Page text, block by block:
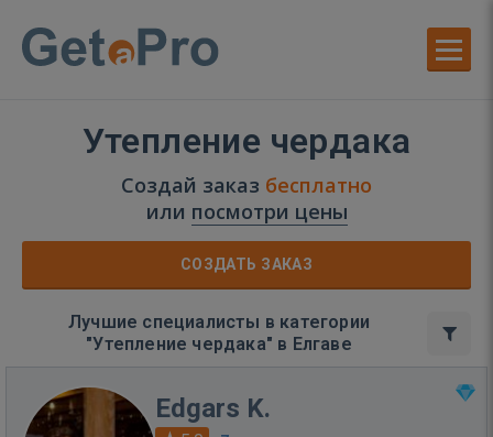
Утепление чердака
Создай заказ бесплатно
или посмотри цены
СОЗДАТЬ ЗАКАЗ
Лучшие специалисты в категории
"Утепление чердака" в Елгаве
Edgars K.